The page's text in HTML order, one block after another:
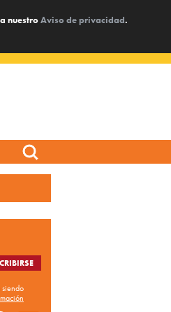
nuestroAviso de privacidad.
Search
for: